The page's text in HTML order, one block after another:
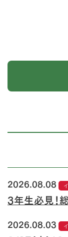
2026.08.08
3年生必見！
2026.08.03